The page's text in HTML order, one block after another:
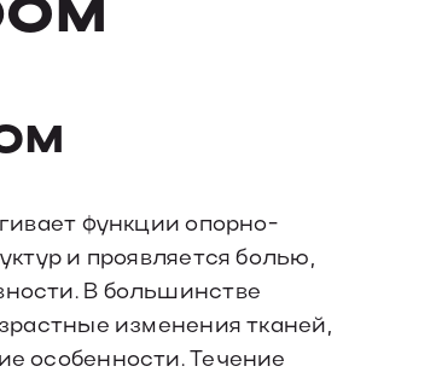
функции опорно-
и проявляется болью,
В большинстве
изменения тканей,
особенности. Течение